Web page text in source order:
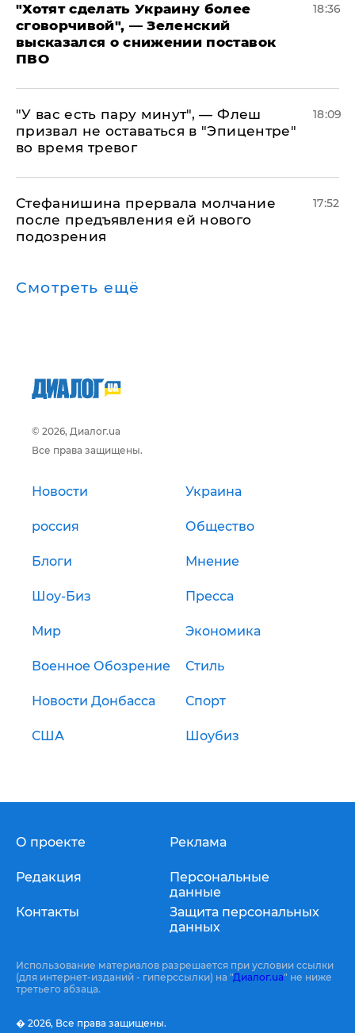
​"Хотят сделать Украину более
сговорчивой", — Зеленский
высказался о снижении поставок
ПВО
18:36
​"У вас есть пару минут", — Флеш
призвал не оставаться в "Эпицентре"
во время тревог
18:09
Стефанишина прервала молчание
после предъявления ей нового
подозрения
17:52
Смотреть ещё
© 2026, Диалог.ua
Все права защищены.
Новости Украина
россия Общество
Блоги Мнение
Шоу-Биз Пресса
Мир Экономика
Военное Обозрение Стиль
Новости Донбасса Спорт
США Шоубиз
О проекте
Редакция
Контакты
Реклама
Персональные
данные
Защита персональных
данных
Использование материалов разрешается при условии ссылки
(для интернет-изданий - гиперссылки) на "Диалог.ua" не ниже
третьего абзаца.
� 2026, Все права защищены.